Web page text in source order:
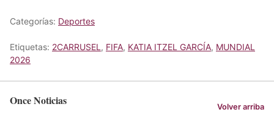
Categorías: Deportes
Etiquetas: 2CARRUSEL , FIFA, KATIA ITZEL GARCÍA, MUNDIAL
2026
Once Noticias Volver arriba